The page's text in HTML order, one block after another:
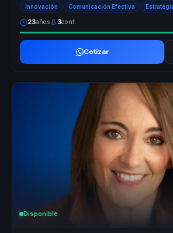
Innovación Comunicación Efectiva
23años 3conf.
Cotizar
Disponible